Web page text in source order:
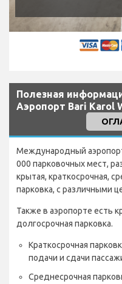
Полезная
Аэропорт Bari Karol
Международный
000 парковочных мест,
крытая, краткосрочная,
парковка, с различными
Также в аэропорте есть
долгосрочная парковка.
Краткосрочная
подачи и сдачи
Среднесрочная